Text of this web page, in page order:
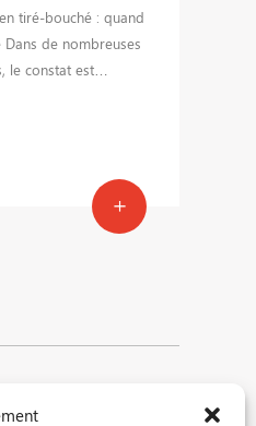
tiré-bouché : quand
de nombreuses
le constat est…